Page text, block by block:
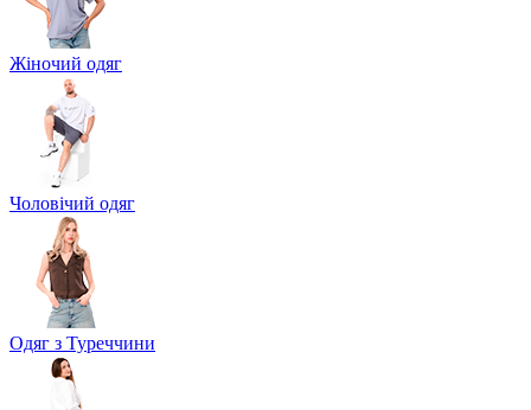
Жіночий одяг
Чоловічий одяг
Одяг з Туреччини